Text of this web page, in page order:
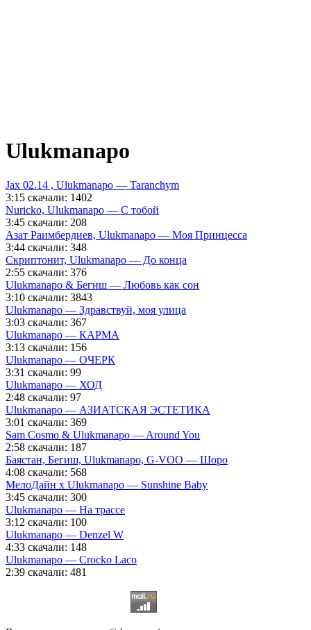
Ulukmanapo
Jax 02.14 , Ulukmanapo — Taranchym
3:15 скачали: 1402
Nuricko, Ulukmanapo — С тобой
3:45 скачали: 208
Азат Раимбердиев, Ulukmanapo — Моя Принцесса
3:44 скачали: 348
Скриптонит, Ulukmanapo — До конца
2:55 скачали: 376
Ulukmanapo & Бегиш — Любовь как сон
3:10 скачали: 3843
Ulukmanapo — Здравствуй, моя улица
3:03 скачали: 367
Ulukmanapo — КАРМА
3:13 скачали: 156
Ulukmanapo — ОЧЕРК
3:31 скачали: 99
Ulukmanapo — ХОД
2:48 скачали: 97
Ulukmanapo — АЗИАТСКАЯ ЭСТЕТИКА
3:01 скачали: 369
Sam Cosmo & Ulukmanapo — Around You
2:58 скачали: 187
Баястан, Бегиш, Ulukmanapo, G-VOO — Шоро
4:08 скачали: 568
МелоДайн x Ulukmanapo — Sunshine Baby
3:45 скачали: 300
Ulukmanapo — На трассе
3:12 скачали: 100
Ulukmanapo — Denzel W
4:33 скачали: 148
Ulukmanapo — Crocko Laco
2:39 скачали: 481